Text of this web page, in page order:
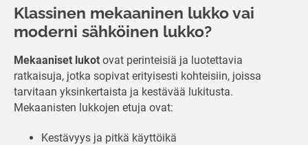
Klassinen mekaaninen lukko vai
moderni sähköinen lukko?
Mekaaniset lukot ovat perinteisiä ja luotettavia
ratkaisuja, jotka sopivat erityisesti kohteisiin, joissa
tarvitaan yksinkertaista ja kestävää lukitusta.
Mekaanisten lukkojen etuja ovat:
Kestävyys ja pitkä käyttöikä